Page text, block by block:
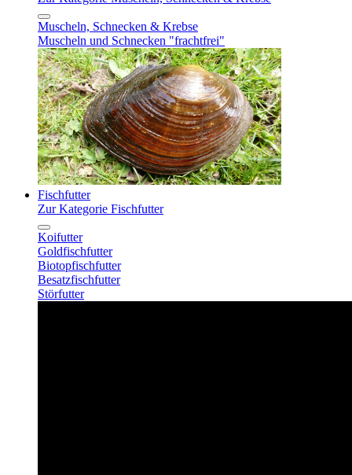
Muscheln, Schnecken & Krebse
Muscheln und Schnecken "frachtfrei"
Fischfutter
Zur Kategorie Fischfutter
Koifutter
Goldfischfutter
Biotopfischfutter
Besatzfischfutter
Störfutter